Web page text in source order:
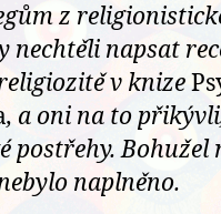
z
nechtěli napsat
v knize
, a oni na to
postřehy.
naplněno.